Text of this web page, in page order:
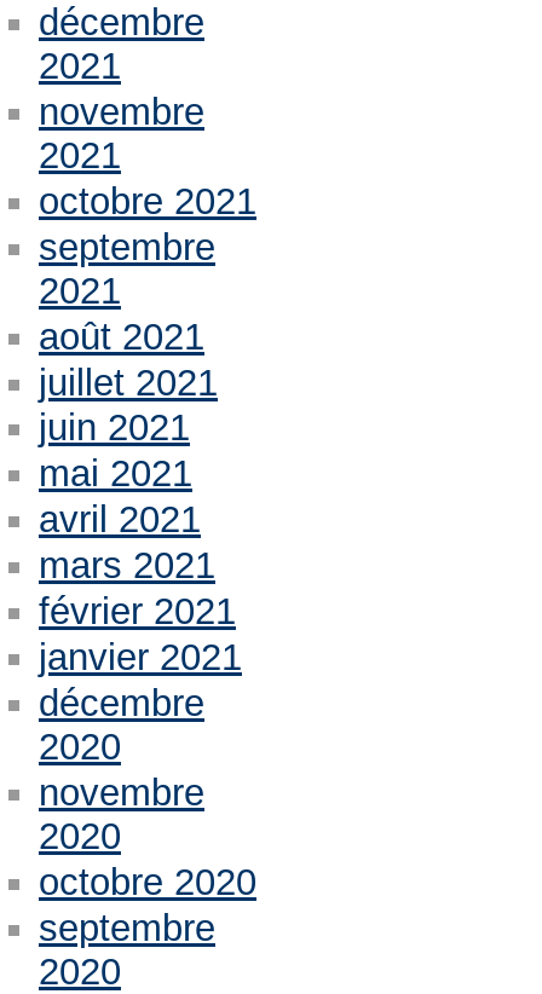
décembre
2021
novembre
2021
octobre 2021
septembre
2021
août 2021
juillet 2021
juin 2021
mai 2021
avril 2021
mars 2021
février 2021
janvier 2021
décembre
2020
novembre
2020
octobre 2020
septembre
2020